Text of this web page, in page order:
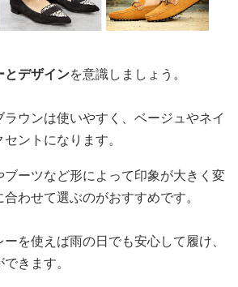
とデザインを意識しましょう。
ウンは使いやすく、ベージュやネイ
ントになります。
ブーツなど形によって印象が大きく変
わせて選ぶのがおすすめです。
を使えば雨の日でも安心して履け、
きます。